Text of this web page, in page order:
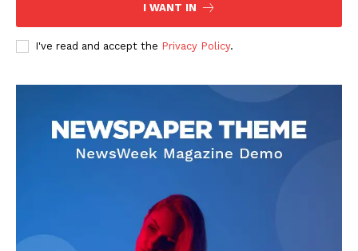
I WANT IN
I've read and accept the Privacy Policy.